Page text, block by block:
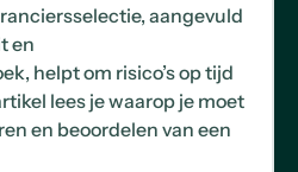
aangevuld
en
helpt om risico’s op tijd
lees je waarop je moet
en beoordelen van een